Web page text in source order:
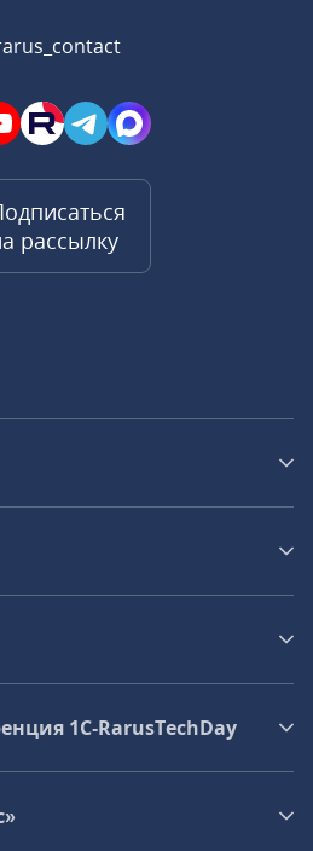
рассылку
1C‑RarusTechDay